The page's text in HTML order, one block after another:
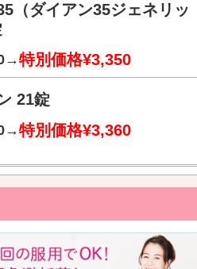
（ダイアン35ジェネリッ
特別価格¥3,350
21錠
特別価格¥3,360